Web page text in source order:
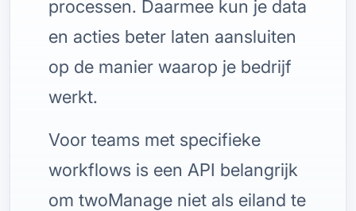
processen. Daarmee kun je data
en acties beter laten aansluiten
op de manier waarop je bedrijf
werkt.
Voor teams met specifieke
workflows is een API belangrijk
om twoManage niet als eiland te